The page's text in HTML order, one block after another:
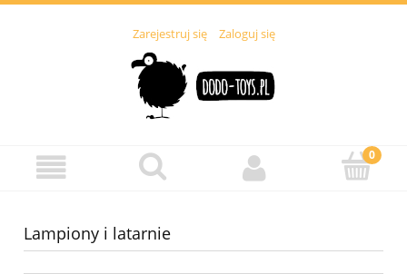
Zarejestruj się Zaloguj się
Lampiony i latarnie